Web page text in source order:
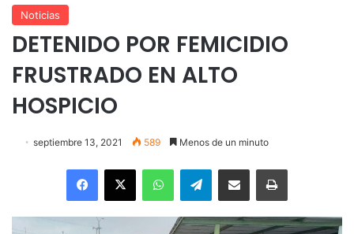
Noticias
DETENIDO POR FEMICIDIO
FRUSTRADO EN ALTO
HOSPICIO
septiembre 13, 2021 589 Menos de un minuto
Facebook
X WhatsAppTelegramEnviar vía email Imprimir